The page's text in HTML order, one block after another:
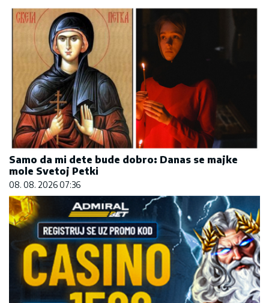
Samo da mi dete bude dobro: Danas se majke
mole Svetoj Petki
08. 08. 2026 07:36